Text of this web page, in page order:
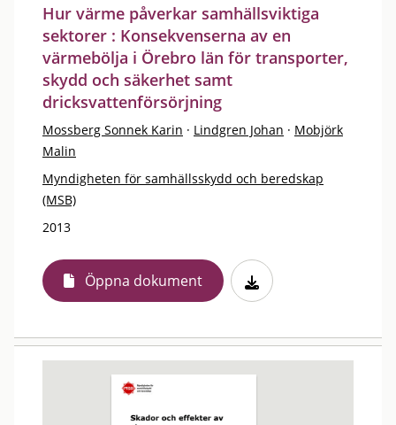
Hur värme påverkar samhällsviktiga
sektorer : Konsekvenserna av en
värmebölja i Örebro län för transporter,
skydd och säkerhet samt
dricksvattenförsörjning
Mossberg Sonnek Karin · Lindgren Johan · Mobjörk
Malin
Myndigheten för samhällsskydd och beredskap
(MSB)
2013
Öppna dokument